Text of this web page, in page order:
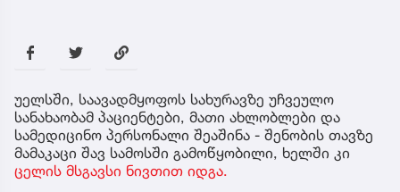
უელსში, საავადმყოფოს სახურავზე უჩვეულო
სანახაობამ პაციენტები, მათი ახლობლები და
სამედიცინო პერსონალი შეაშინა - შენობის თავზე
მამაკაცი შავ სამოსში გამოწყობილი, ხელში კი
ცელის მსგავსი ნივთით იდგა.